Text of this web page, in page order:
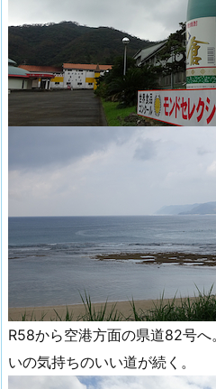
R58から空港方面の県道82号
いの気持ちのいい道が続く。